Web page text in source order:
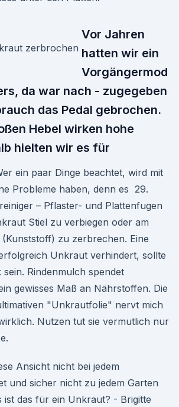
Vor Jahren
hatten wir ein
Vorgängermod
da war nach - zugegeben
das Pedal gebrochen.
Hebel wirken hohe
hielten wir es für
ein paar Dinge beachtet, wird mit
Probleme haben, denn es 29.
– Pflaster- und Plattenfugen
Stiel zu verbiegen oder am
zu zerbrechen. Eine
Unkraut verhindert, sollte
Rindenmulch spendet
gewisses Maß an Nährstoffen. Die
"Unkrautfolie" nervt mich
Nutzen tut sie vermutlich nur
Ansicht nicht bei jedem
und sicher nicht zu jedem Garten
ist das für ein Unkraut? - Brigitte